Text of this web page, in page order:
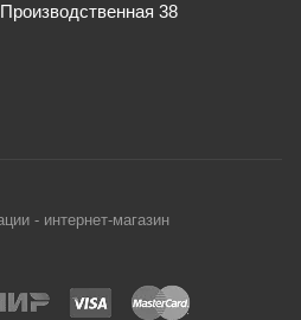
38
- интернет-магазин